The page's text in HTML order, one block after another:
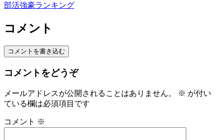
部活強豪ランキング
コメント
コメントを書き込む
コメントをどうぞ
メールアドレスが公開されることはありません。 ※ が付い
ている欄は必須項目です
コメント ※